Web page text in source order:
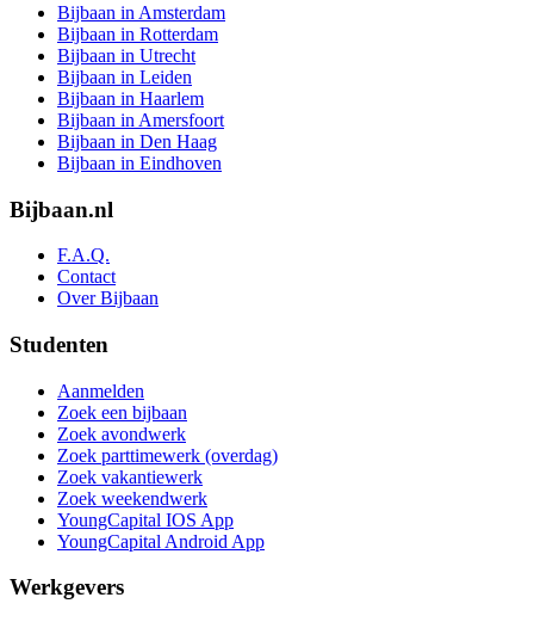
Bijbaan in Amsterdam
Bijbaan in Rotterdam
Bijbaan in Utrecht
Bijbaan in Leiden
Bijbaan in Haarlem
Bijbaan in Amersfoort
Bijbaan in Den Haag
Bijbaan in Eindhoven
Bijbaan.nl
F.A.Q.
Contact
Over Bijbaan
Studenten
Aanmelden
Zoek een bijbaan
Zoek avondwerk
Zoek parttimewerk (overdag)
Zoek vakantiewerk
Zoek weekendwerk
YoungCapital IOS App
YoungCapital Android App
Werkgevers